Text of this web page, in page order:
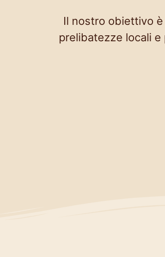
Il nostro obiettivo
prelibatezze locali